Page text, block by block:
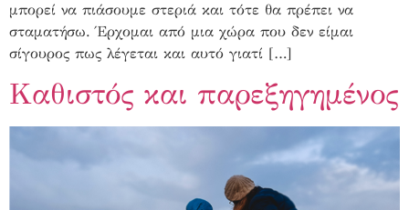
μπορεί να πιάσουμε στεριά και τότε θα πρέπει να
σταματήσω. Έρχομαι από μια χώρα που δεν είμαι
σίγουρος πως λέγεται και αυτό γιατί […]
Καθιστός και παρεξηγημένος